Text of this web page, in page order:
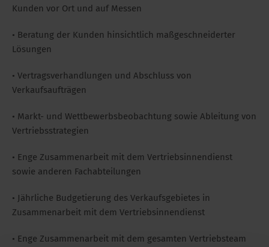
Kunden vor Ort und auf Messen
• Beratung der Kunden hinsichtlich maßgeschneiderter
Lösungen
• Vertragsverhandlungen und Abschluss von
Verkaufsaufträgen
• Markt- und Wettbewerbsbeobachtung sowie Ableitung von
Vertriebsstrategien
• Enge Zusammenarbeit mit dem Vertriebsinnendienst
sowie anderen Fachabteilungen
• Jährliche Budgetierung des Verkaufsgebietes in
Zusammenarbeit mit dem Vertriebsinnendienst
• Enge Zusammenarbeit mit dem gesamten Vertriebsteam